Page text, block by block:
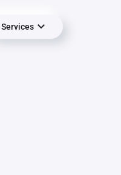
Services